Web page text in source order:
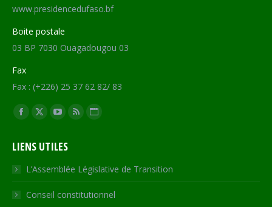
www.presidencedufaso.bf
Boite postale
03 BP 7030 Ouagadougou 03
Fax
Fax : (+226) 25 37 62 82/ 83
Trouvez nous sur :
Facebook
opens
in
new
window
X
opens
in
new
window
YouTube
opens
in
new
window
RSS
in
new
window
Site
opens
in
new
LIENS UTILES
L’Assemblée Législative de Transition
Conseil constitutionnel